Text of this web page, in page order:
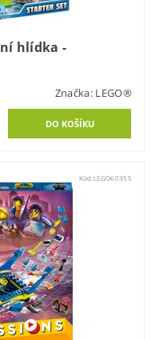
hlídka -
Značka: LEGO®
Kód:LEGO60355